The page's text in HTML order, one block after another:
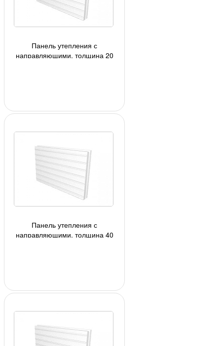
Панель утепления с
направляющими, толщина 20
Панель утепления с
направляющими, толщина 40